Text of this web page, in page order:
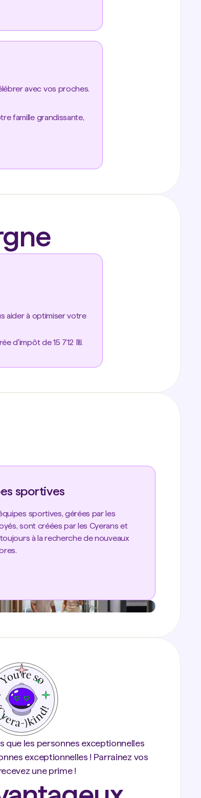
avec vos proches.
famille grandissante,
aider à optimiser votre
d'impôt de 15 712 ₪.
sportives
sportives, gérées par les
sont créées par les Cyerans et
à la recherche de nouveaux
que les personnes exceptionnelles
exceptionnelles ! Parrainez vos
une prime !